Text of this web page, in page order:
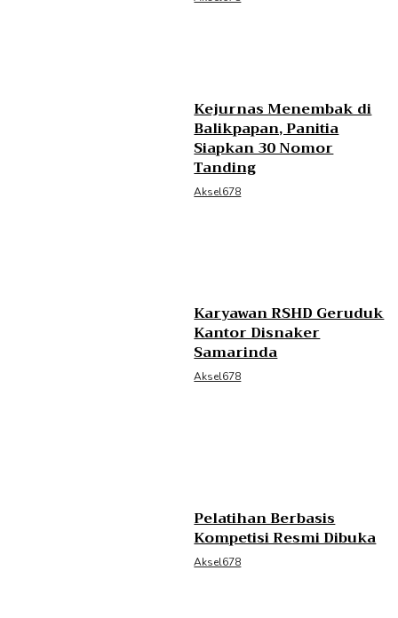
Kejurnas Menembak di
Balikpapan, Panitia
Siapkan 30 Nomor
Tanding
Aksel678
Karyawan RSHD Geruduk
Kantor Disnaker
Samarinda
Aksel678
Pelatihan Berbasis
Kompetisi Resmi Dibuka
Aksel678